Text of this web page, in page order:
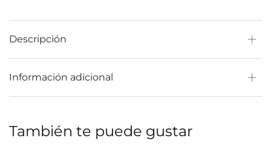
Descripción
Información adicional
También te puede gustar